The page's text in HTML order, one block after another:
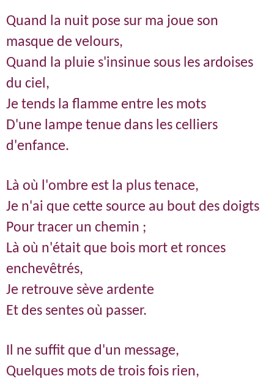
Quand la nuit pose sur ma joue son
masque de velours,
Quand la pluie s'insinue sous les ardoises
du ciel,
Je tends la flamme entre les mots
D'une lampe tenue dans les celliers
d'enfance.
Là où l'ombre est la plus tenace,
Je n'ai que cette source au bout des doigts
Pour tracer un chemin ;
Là où n'était que bois mort et ronces
enchevêtrés,
Je retrouve sève ardente
Et des sentes où passer.
Il ne suffit que d'un message,
Quelques mots de trois fois rien,